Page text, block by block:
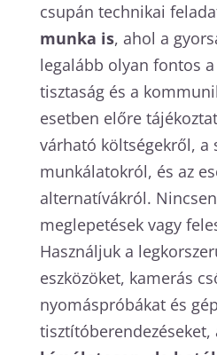
csupán technikai
munka is, ahol a
legalább olyan fontos
tisztaság és a
esetben előre
várható költségekről, a
munkálatokról, és az
alternatívákról.
meglepetések vagy
Használjuk a
eszközöket, kamerás
nyomáspróbákat és
tisztítóberendezéseket,